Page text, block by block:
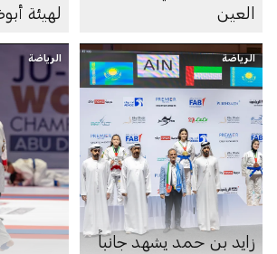
العين
لهيئة
الرياضة
زايد بن حمد يشهد جانباً
الرياضة